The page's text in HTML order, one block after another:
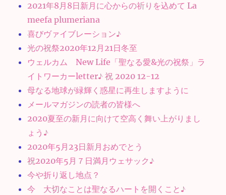
2021年8月8日新月に心からの祈りを込めて La
meefa plumeriana
喜びヴァイブレーション♪
光の祝祭2020年12月21日冬至
ウェルカム New Life「聖なる愛&光の祝祭」ラ
イトワーカーletter♪ 祝 2020 12-12
母なる地球が緑輝く惑星に再生しますように
メールマガジンの読者の皆様へ
2020夏至の新月に向けて空高く舞い上がりまし
ょう♪
2020年5月23日新月おめでとう
祝2020年5月７日満月ウェサック♪
今や折り返し地点？
今 大切なことは聖なるハートを開くこと♪